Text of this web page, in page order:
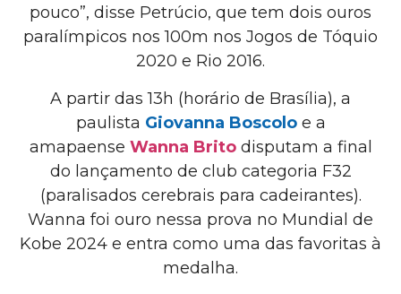
pouco”, disse Petrúcio, que tem dois ouros
paralímpicos nos 100m nos Jogos de Tóquio
2020 e Rio 2016.
A partir das 13h (horário de Brasília), a
paulista Giovanna Boscoloe a
amapaense Wanna Brito disputam a final
do lançamento de club categoria F32
(paralisados cerebrais para cadeirantes).
Wanna foi ouro nessa prova no Mundial de
Kobe 2024 e entra como uma das favoritas à
medalha.